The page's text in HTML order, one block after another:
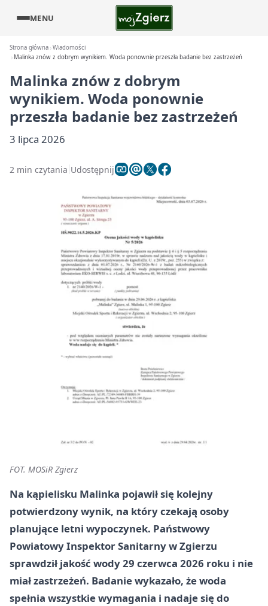
MENU
Strona główna Wiadomości
Malinka znów z dobrym wynikiem. Woda ponownie przeszła badanie bez zastrzeżeń
Malinka znów z dobrym
wynikiem. Woda ponownie
przeszła badanie bez zastrzeżeń
3 lipca 2026
2 min czytania Udostępnij
FOT. MOSiR Zgierz
Na kąpielisku Malinka pojawił się kolejny
potwierdzony wynik, na który czekają osoby
planujące letni wypoczynek. Państwowy
Powiatowy Inspektor Sanitarny w Zgierzu
sprawdził jakość wody 29 czerwca 2026 roku i nie
miał zastrzeżeń. Badanie wykazało, że woda
spełnia wszystkie wymagania i nadaje się do